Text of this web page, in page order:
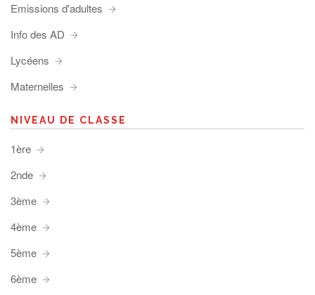
Emissions d'adultes
Info des AD
Lycéens
Maternelles
NIVEAU DE CLASSE
1ère
2nde
3ème
4ème
5ème
6ème